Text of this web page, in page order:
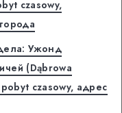
czasowy,
Ужонд
(Dąbrowa
czasowy, адрес